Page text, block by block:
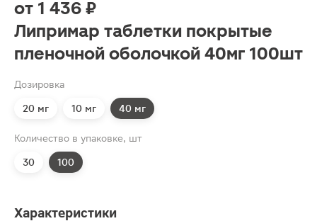
от 1 436 ₽
Липримар таблетки покрытые
пленочной оболочкой 40мг 100шт
Дозировка
20 мг 10 мг 40 мг
Количество в упаковке, шт
30 100
Характеристики